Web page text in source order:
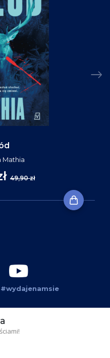
Mathia
49,90 zł
#wydajenamsie